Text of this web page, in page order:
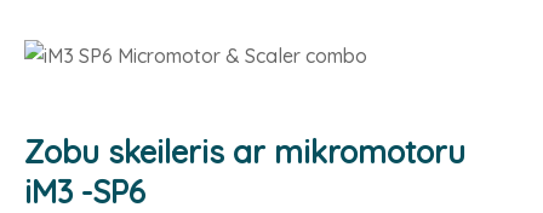
Zobu skeileris ar mikromotoru
iM3 -SP6